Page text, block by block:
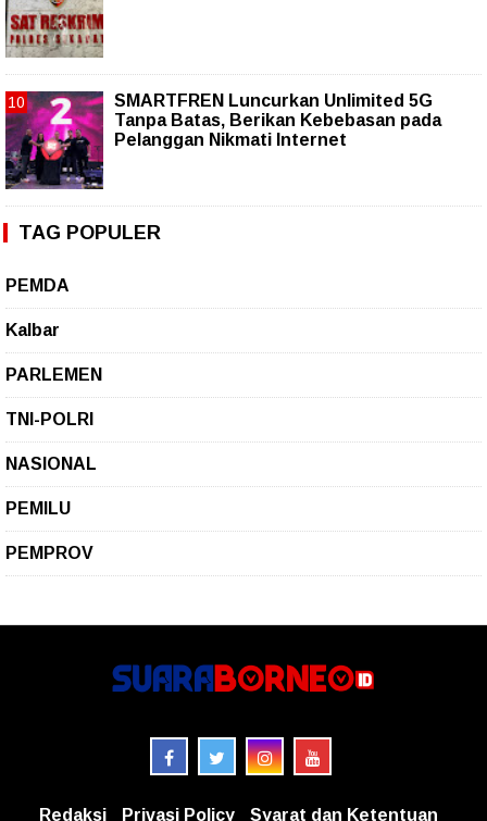
SMARTFREN Luncurkan Unlimited 5G
Tanpa Batas, Berikan Kebebasan pada
Pelanggan Nikmati Internet
TAG POPULER
PEMDA
Kalbar
PARLEMEN
TNI-POLRI
NASIONAL
PEMILU
PEMPROV
Redaksi Privasi Policy Syarat dan Ketentuan